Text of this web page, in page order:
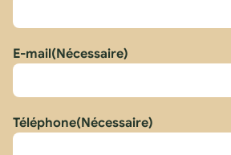
E-mail(Nécessaire)
Téléphone(Nécessaire)